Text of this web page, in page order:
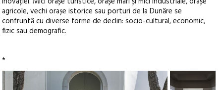
agricole, vechi orașe istorice sau porturi de la Dunăre se
confruntă cu diverse forme de declin: socio-cultural, economic,
fizic sau demografic.
*